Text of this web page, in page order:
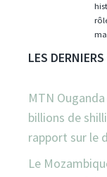
LES
MTN
billions de
rapport sur le
Le